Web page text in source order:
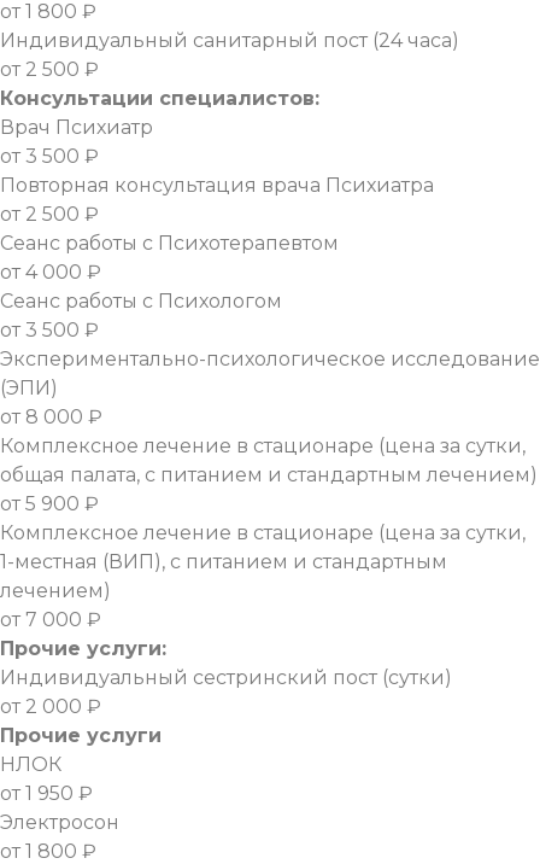
от 1 800 ₽
Индивидуальный санитарный пост (24 часа)
от 2 500 ₽
Консультации специалистов:
Врач Психиатр
от 3 500 ₽
Повторная консультация врача Психиатра
от 2 500 ₽
Сеанс работы с Психотерапевтом
от 4 000 ₽
Сеанс работы с Психологом
от 3 500 ₽
Экспериментально-психологическое исследование
(ЭПИ)
от 8 000 ₽
Комплексное лечение в стационаре (цена за сутки,
общая палата, с питанием и стандартным лечением)
от 5 900 ₽
Комплексное лечение в стационаре (цена за сутки,
1-местная (ВИП), с питанием и стандартным
лечением)
от 7 000 ₽
Прочие услуги:
Индивидуальный сестринский пост (сутки)
от 2 000 ₽
Прочие услуги
НЛОК
от 1 950 ₽
Электросон
от 1 800 ₽